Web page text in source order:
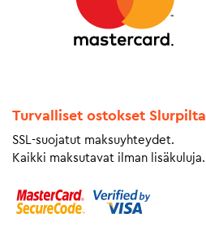
Turvalliset ostokset Slurpilta
SSL-suojatut maksuyhteydet.
Kaikki maksutavat ilman lisäkuluja.